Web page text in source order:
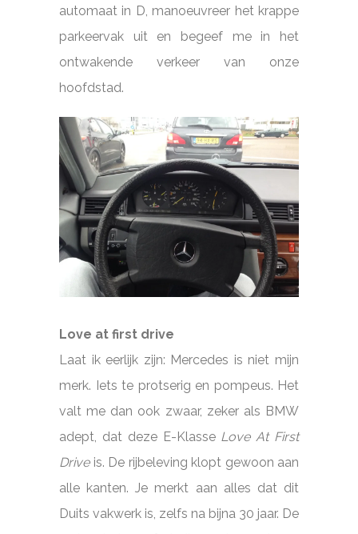
automaat in D, manoeuvreer het krappe
parkeervak uit en begeef me in het
ontwakende verkeer van onze
hoofdstad.
Love at first drive
Laat ik eerlijk zijn: Mercedes is niet mijn
merk. Iets te protserig en pompeus. Het
valt me dan ook zwaar, zeker als BMW
adept, dat deze E-KlasseLove At First
Driveis. De rijbeleving klopt gewoon aan
alle kanten. Je merkt aan alles dat dit
Duits vakwerk is, zelfs na bijna 30 jaar. De